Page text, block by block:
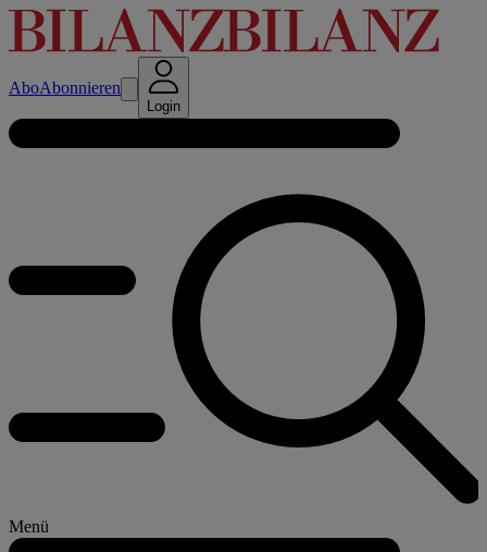
AboAbonnieren
Login
Menü